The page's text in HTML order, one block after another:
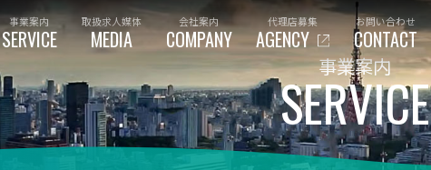
SERVICE
事業案内
MEDIA
取扱求人媒体
COMPANY
会社案内
AGENCY
代理店募集
CONTACT
お問い合わせ
事業案内
SERVICE